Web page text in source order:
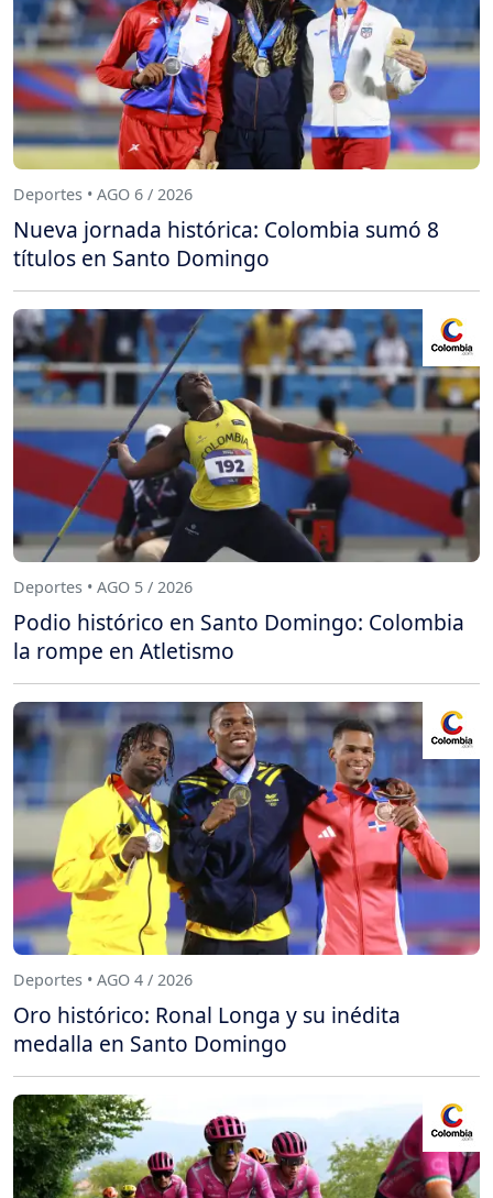
Deportes • AGO 6 / 2026
Nueva jornada histórica: Colombia sumó 8
títulos en Santo Domingo
Deportes • AGO 5 / 2026
Podio histórico en Santo Domingo: Colombia
la rompe en Atletismo
Deportes • AGO 4 / 2026
Oro histórico: Ronal Longa y su inédita
medalla en Santo Domingo